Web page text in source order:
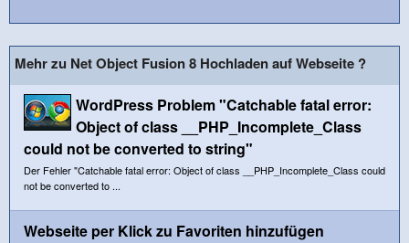
Mehr zu Net Object Fusion 8 Hochladen auf Webseite ?
WordPress Problem "Catchable fatal error:
Object of class __PHP_Incomplete_Class
could not be converted to string"
Der Fehler "Catchable fatal error: Object of class __PHP_Incomplete_Class could
not be converted to ...
Webseite per Klick zu Favoriten hinzufügen